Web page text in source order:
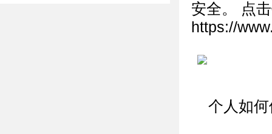
安全。 点
https://
个人如